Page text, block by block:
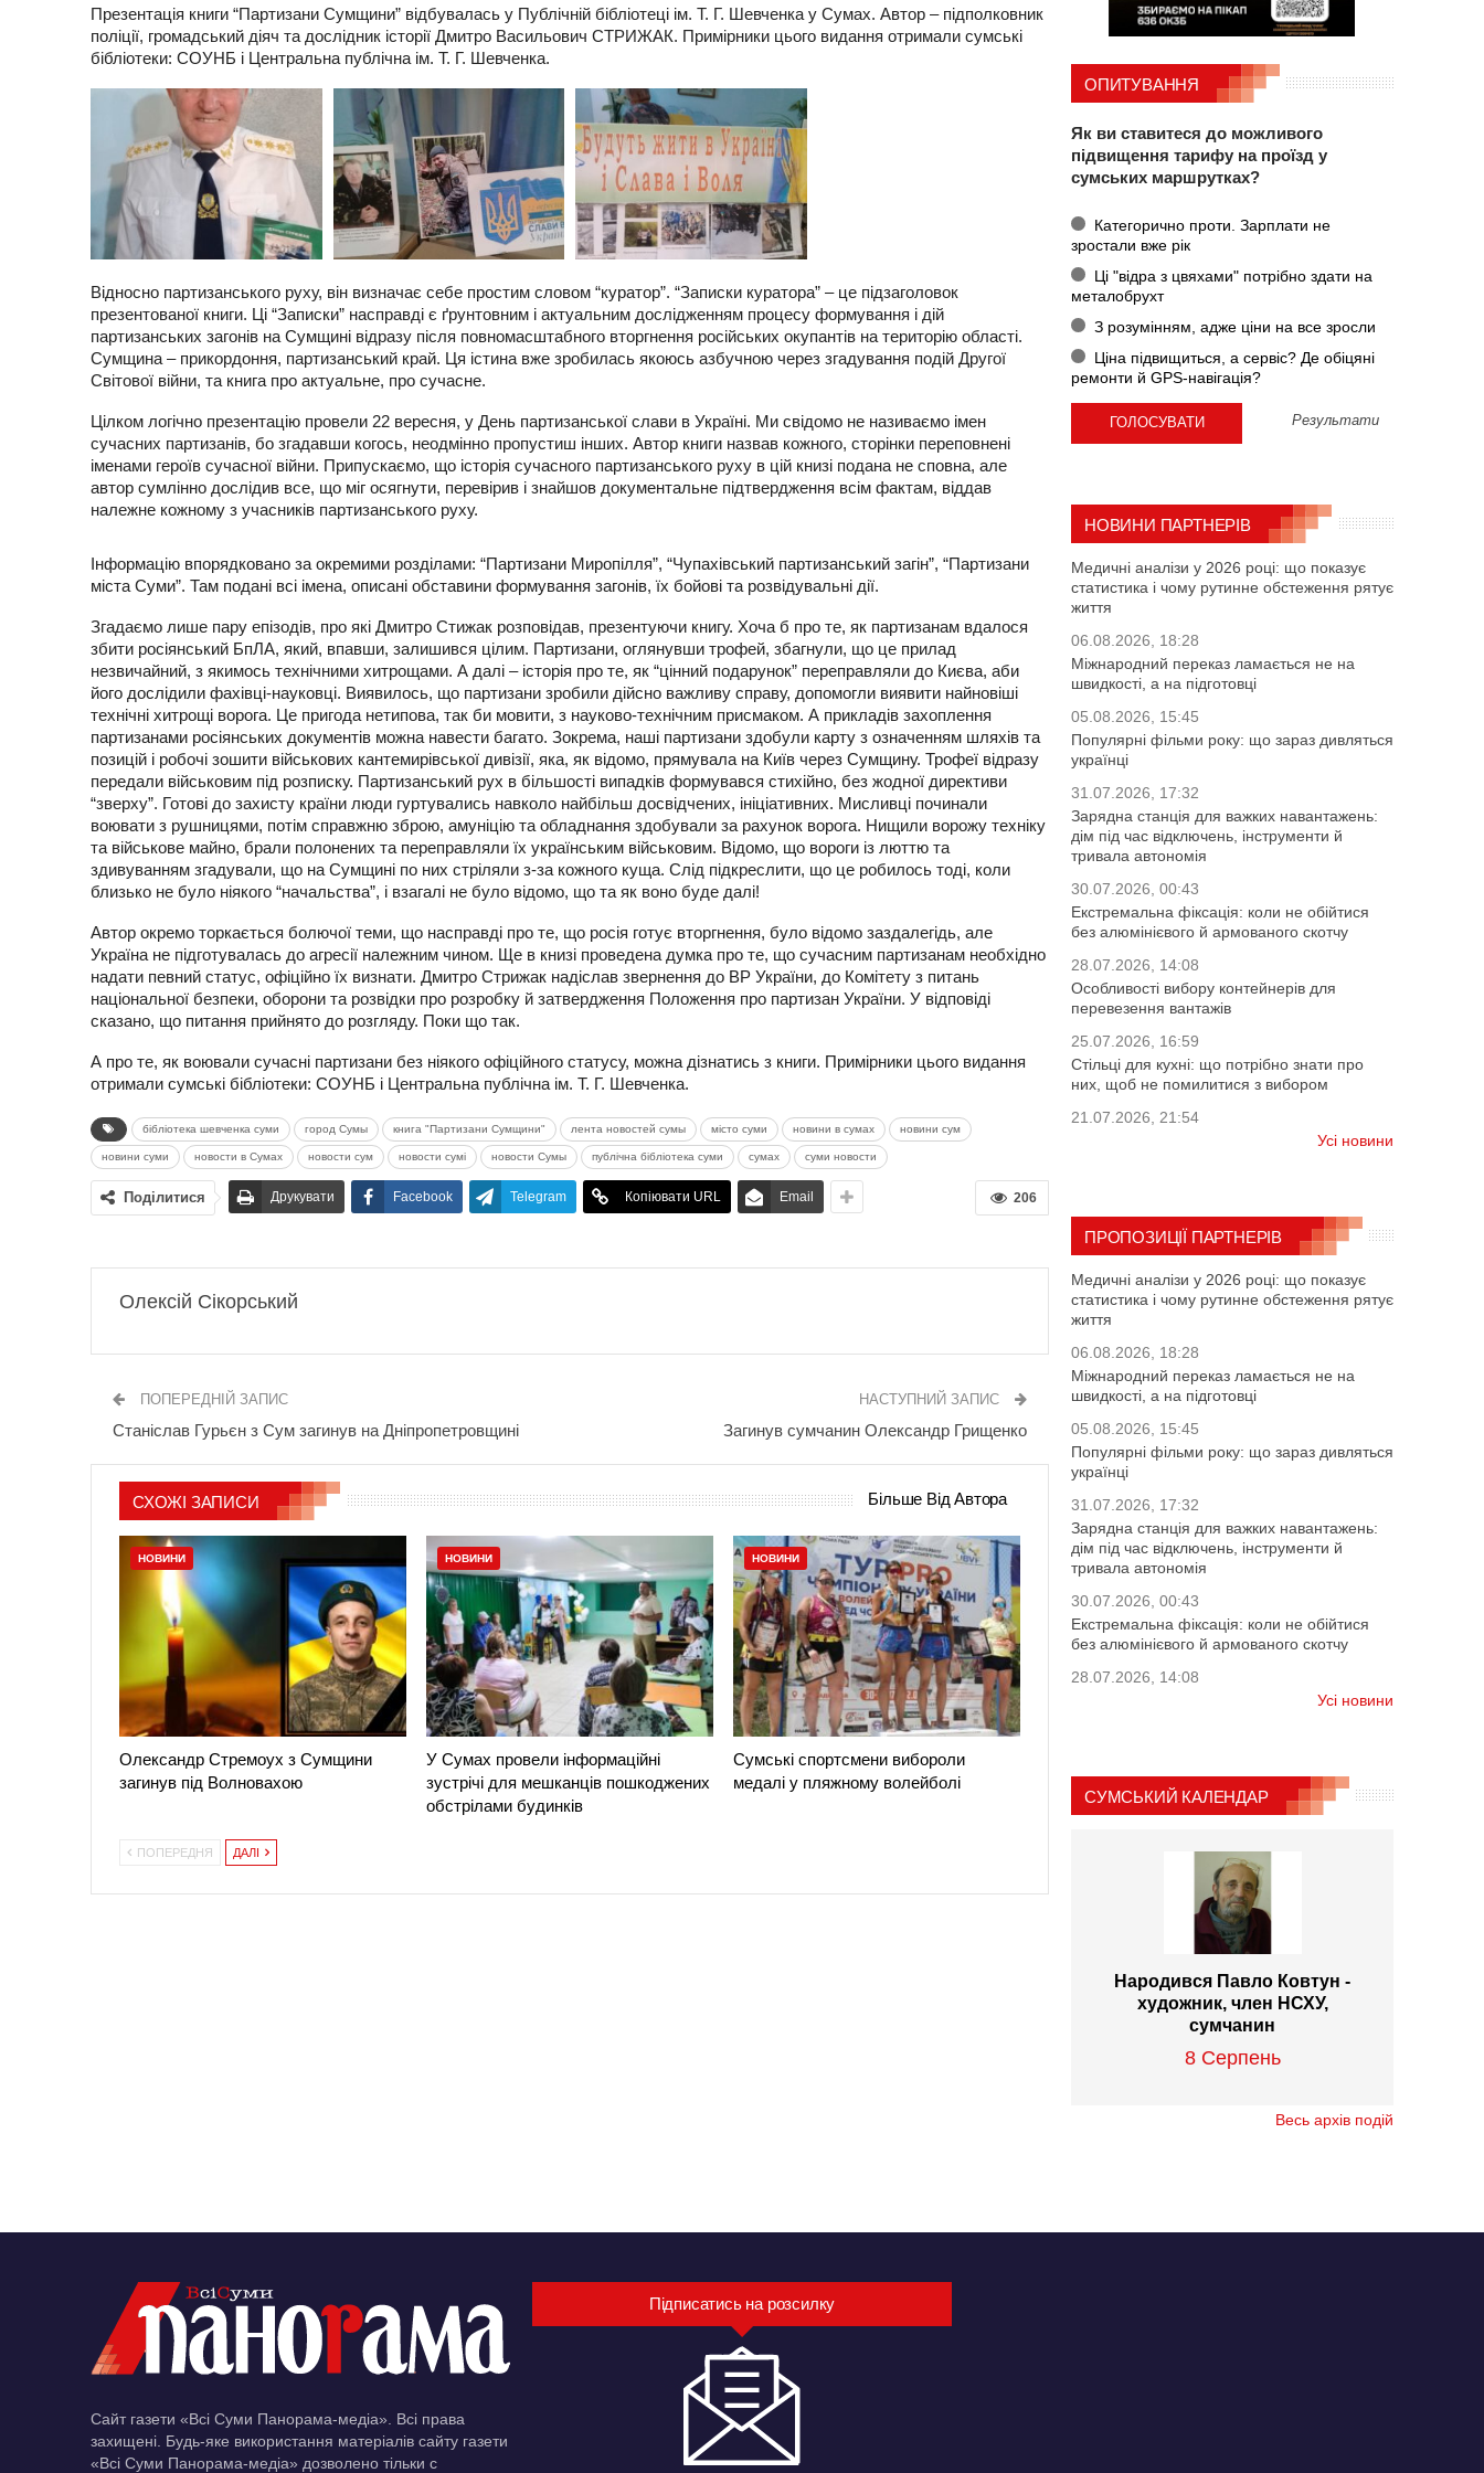
Презентація книги “Партизани Сумщини” відбувалась у Публічній бібліотеці ім. Т. Г. Шевченка у Сумах. Автор – підполковник
поліції, громадський діяч та дослідник історії Дмитро Васильович СТРИЖАК. Примірники цього видання отримали сумські
бібліотеки: СОУНБ і Центральна публічна ім. Т. Г. Шевченка.
Відносно партизанського руху, він визначає себе простим словом “куратор”. “Записки куратора” – це підзаголовок
презентованої книги. Ці “Записки” насправді є ґрунтовним і актуальним дослідженням процесу формування і дій
партизанських загонів на Сумщині відразу після повномасштабного вторгнення російських окупантів на територію області.
Сумщина – прикордоння, партизанський край. Ця істина вже зробилась якоюсь азбучною через згадування подій Другої
Світової війни, та книга про актуальне, про сучасне.
Цілком логічно презентацію провели 22 вересня, у День партизанської слави в Україні. Ми свідомо не називаємо імен
сучасних партизанів, бо згадавши когось, неодмінно пропустиш інших. Автор книги назвав кожного, сторінки переповнені
іменами героїв сучасної війни. Припускаємо, що історія сучасного партизанського руху в цій книзі подана не сповна, але
автор сумлінно дослідив все, що міг осягнути, перевірив і знайшов документальне підтвердження всім фактам, віддав
належне кожному з учасників партизанського руху.
Інформацію впорядковано за окремими розділами: “Партизани Миропілля”, “Чупахівський партизанський загін”, “Партизани
міста Суми”. Там подані всі імена, описані обставини формування загонів, їх бойові та розвідувальні дії.
Згадаємо лише пару епізодів, про які Дмитро Стижак розповідав, презентуючи книгу. Хоча б про те, як партизанам вдалося
збити росіянський БпЛА, який, впавши, залишився цілим. Партизани, оглянувши трофей, збагнули, що це прилад
незвичайний, з якимось технічними хитрощами. А далі – історія про те, як “цінний подарунок” переправляли до Києва, аби
його дослідили фахівці-науковці. Виявилось, що партизани зробили дійсно важливу справу, допомогли виявити найновіші
технічні хитрощі ворога. Це пригода нетипова, так би мовити, з науково-технічним присмаком. А прикладів захоплення
партизанами росіянських документів можна навести багато. Зокрема, наші партизани здобули карту з означенням шляхів та
позицій і робочі зошити військових кантемирівської дивізії, яка, як відомо, прямувала на Київ через Сумщину. Трофеї відразу
передали військовим під розписку. Партизанський рух в більшості випадків формувався стихійно, без жодної директиви
“зверху”. Готові до захисту країни люди гуртувались навколо найбільш досвідчених, ініціативних. Мисливці починали
воювати з рушницями, потім справжню зброю, амуніцію та обладнання здобували за рахунок ворога. Нищили ворожу техніку
та військове майно, брали полонених та переправляли їх українським військовим. Відомо, що вороги із люттю та
здивуванням згадували, що на Сумщині по них стріляли з-за кожного куща. Слід підкреслити, що це робилось тоді, коли
близько не було ніякого “начальства”, і взагалі не було відомо, що та як воно буде далі!
Автор окремо торкається болючої теми, що насправді про те, що росія готує вторгнення, було відомо заздалегідь, але
Україна не підготувалась до агресії належним чином. Ще в книзі проведена думка про те, що сучасним партизанам необхідно
надати певний статус, офіційно їх визнати. Дмитро Стрижак надіслав звернення до ВР України, до Комітету з питань
національної безпеки, оборони та розвідки про розробку й затвердження Положення про партизан України. У відповіді
сказано, що питання прийнято до розгляду. Поки що так.
А про те, як воювали сучасні партизани без ніякого офіційного статусу, можна дізнатись з книги. Примірники цього видання
отримали сумські бібліотеки: СОУНБ і Центральна публічна ім. Т. Г. Шевченка.
бібліотека шевченка суми город Сумы книга "Партизани Сумщини" лента новостей сумы місто суми новини в сумах новини сум
новини суми новости в Сумах новости сум новости сумі новости Сумы публічна бібліотека суми сумах суми новости
206
Поділитися Друкувати Facebook Telegram Копіювати URL Email
Олексій Сікорський
ПОПЕРЕДНІЙ ЗАПИС
Станіслав Гурьєн з Сум загинув на Дніпропетровщині
НАСТУПНИЙ ЗАПИС
Загинув сумчанин Олександр Грищенко
СХОЖІ ЗАПИСИ Більше Від Автора
НОВИНИ
Олександр Стремоух з Сумщини
загинув під Волновахою
НОВИНИ
У Сумах провели інформаційні
зустрічі для мешканців пошкоджених
обстрілами будинків
НОВИНИ
Сумські спортсмени вибороли
медалі у пляжному волейболі
ПОПЕРЕДНЯ ДАЛІ
ОПИТУВАННЯ
Як ви ставитеся до можливого
підвищення тарифу на проїзд у
сумських маршрутках?
Категорично проти. Зарплати не
зростали вже рік
Ці "відра з цвяхами" потрібно здати на
металобрухт
З розумінням, адже ціни на все зросли
Ціна підвищиться, а сервіс? Де обіцяні
ремонти й GPS-навігація?
Результати
НОВИНИ ПАРТНЕРІВ
Медичні аналізи у 2026 році: що показує
статистика і чому рутинне обстеження рятує
життя
06.08.2026, 18:28
Міжнародний переказ ламається не на
швидкості, а на підготовці
05.08.2026, 15:45
Популярні фільми року: що зараз дивляться
українці
31.07.2026, 17:32
Зарядна станція для важких навантажень:
дім під час відключень, інструменти й
тривала автономія
30.07.2026, 00:43
Екстремальна фіксація: коли не обійтися
без алюмінієвого й армованого скотчу
28.07.2026, 14:08
Особливості вибору контейнерів для
перевезення вантажів
25.07.2026, 16:59
Стільці для кухні: що потрібно знати про
них, щоб не помилитися з вибором
21.07.2026, 21:54
Усі новини
ПРОПОЗИЦІЇ ПАРТНЕРІВ
Медичні аналізи у 2026 році: що показує
статистика і чому рутинне обстеження рятує
життя
06.08.2026, 18:28
Міжнародний переказ ламається не на
швидкості, а на підготовці
05.08.2026, 15:45
Популярні фільми року: що зараз дивляться
українці
31.07.2026, 17:32
Зарядна станція для важких навантажень:
дім під час відключень, інструменти й
тривала автономія
30.07.2026, 00:43
Екстремальна фіксація: коли не обійтися
без алюмінієвого й армованого скотчу
28.07.2026, 14:08
Усі новини
СУМСЬКИЙ КАЛЕНДАР
Народився Павло Ковтун -
художник, член НСХУ,
сумчанин
8 Серпень
Весь архів подій
Сайт газети «Всі Суми Панорама-медіа». Всі права
захищені. Будь-яке використання матеріалів сайту газети
«Всі Суми Панорама-медіа» дозволено тільки c
Підписатись на розсилку